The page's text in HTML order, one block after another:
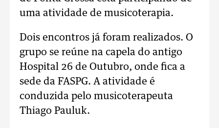
uma atividade de musicoterapia.
Dois encontros já foram realizados. O
grupo se reúne na capela do antigo
Hospital 26 de Outubro, onde fica a
sede da FASPG. A atividade é
conduzida pelo musicoterapeuta
Thiago Pauluk.